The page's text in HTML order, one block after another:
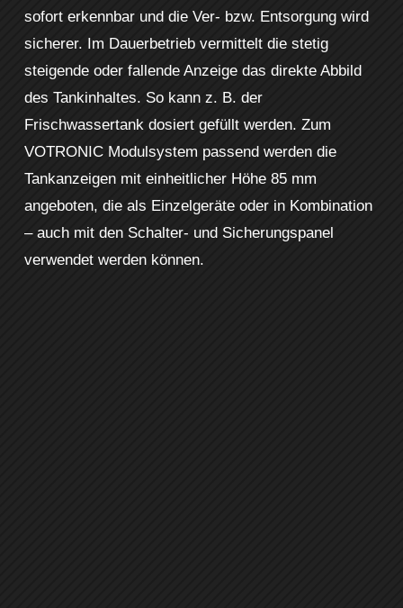
sofort erkennbar und die Ver- bzw. Entsorgung wird
sicherer. Im Dauerbetrieb vermittelt die stetig
steigende oder fallende Anzeige das direkte Abbild
des Tankinhaltes. So kann z. B. der
Frischwassertank dosiert gefüllt werden. Zum
VOTRONIC Modulsystem passend werden die
Tankanzeigen mit einheitlicher Höhe 85 mm
angeboten, die als Einzelgeräte oder in Kombination
– auch mit den Schalter- und Sicherungspanel
verwendet werden können.